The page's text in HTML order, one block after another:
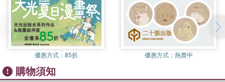
敏，只避開一種還不夠；你的過敏源會隨時間不同而改變；甚
至你的過敏食物不在這9種食物裡……
2.在飲食中加入安撫疼痛的食物，從發炎、代謝、荷爾蒙與循
環四大面向調整體內環境：對心絞痛、背痛和腿部疼痛來說，
能夠改善血流的食物特別重要；減輕發炎的食物能對抗關節
3.搭配營養補充品、特殊療效食物與生活調整，讓改變能持續
賽中，我騎起來再也不輕鬆。依照柏納德醫師的建議，我減掉
了4.5公斤，卻更活力充沛、疼痛也減少了，即使在劇烈跑步
和騎自行車後也一樣。我買了另一本送給我的父母。我的父親
苦於類風濕關節炎多年，他決定嘗試柏納德醫師的無痛飲食，
他驚喜地發現，才幾星期他的疼痛就減輕了，而且可以不用再
服用藥物了。另一項驚喜是他的膽固醇值從270下降到190，現
讓脊椎破洞的骨質疏鬆症
體內鈣質流失過快的5大主因／維生素Ｄ的重要性
如何控制鈣質的流失速度？
乳製品並非最佳鈣質來源／較佳的鈣質來源──綠葉蔬菜＆豆
類／天然雌激素和黃體素／預防或改善男性骨質疏鬆症的作法
重點提醒〉背痛和骨質疏鬆的緩解方法
能亢進症。除此之外，他還會研究抗生素、抗酸劑或瀉藥是否
使問題更為嚴重；也必須判斷你是否受到變形蟲或梨形蟲的感
染。
以上這些都可以透過簡單的抽血、糞便樣本、結腸鏡檢查或鋇
劑灌腸攝影來檢查。雖然有些腸胃科醫師會要你做無數的檢
查，但大部分醫師並不會如此大費周章，因為大腸激躁症其實
是很常見的症狀。
優惠方式： 85折 優惠方式： 熱賣中
購物須知